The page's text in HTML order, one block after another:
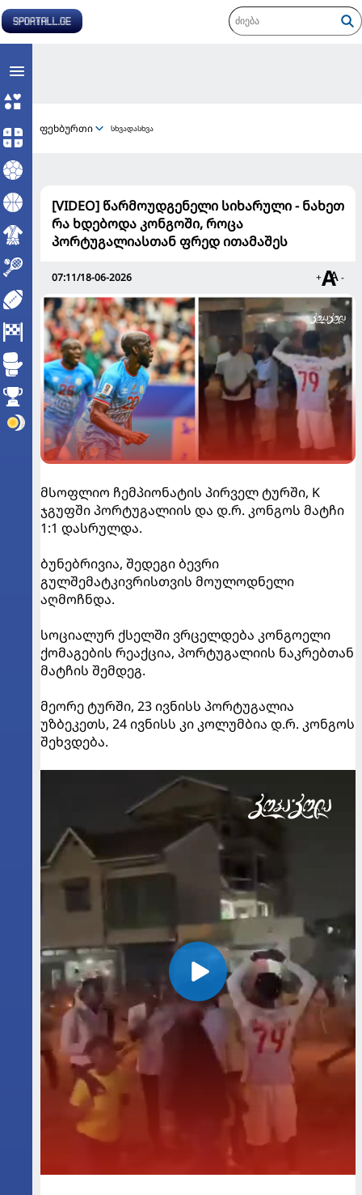
ფეხბურთი სხვადასხვა
[VIDEO] წარმოუდგენელი სიხარული - ნახეთ
რა ხდებოდა კონგოში, როცა
პორტუგალიასთან ფრედ ითამაშეს
07:11/18-06-2026 + -
მსოფლიო ჩემპიონატის პირველ ტურში, K
ჯგუფში პორტუგალიის და დ.რ. კონგოს მატჩი
1:1 დასრულდა.
ბუნებრივია, შედეგი ბევრი
გულშემატკივრისთვის მოულოდნელი
აღმოჩნდა.
სოციალურ ქსელში ვრცელდება კონგოელი
ქომაგების რეაქცია, პორტუგალიის ნაკრებთან
მატჩის შემდეგ.
მეორე ტურში, 23 ივნისს პორტუგალია
უზბეკეთს, 24 ივნისს კი კოლუმბია დ.რ. კონგოს
შეხვდება.